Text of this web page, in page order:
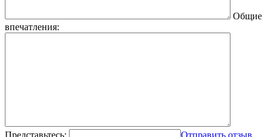
Общие
впечатления: